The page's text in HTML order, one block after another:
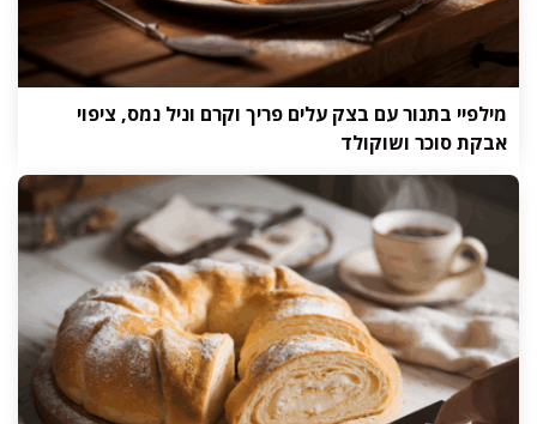
מילפיי בתנור עם בצק עלים פריך וקרם וניל נמס, ציפוי
אבקת סוכר ושוקולד